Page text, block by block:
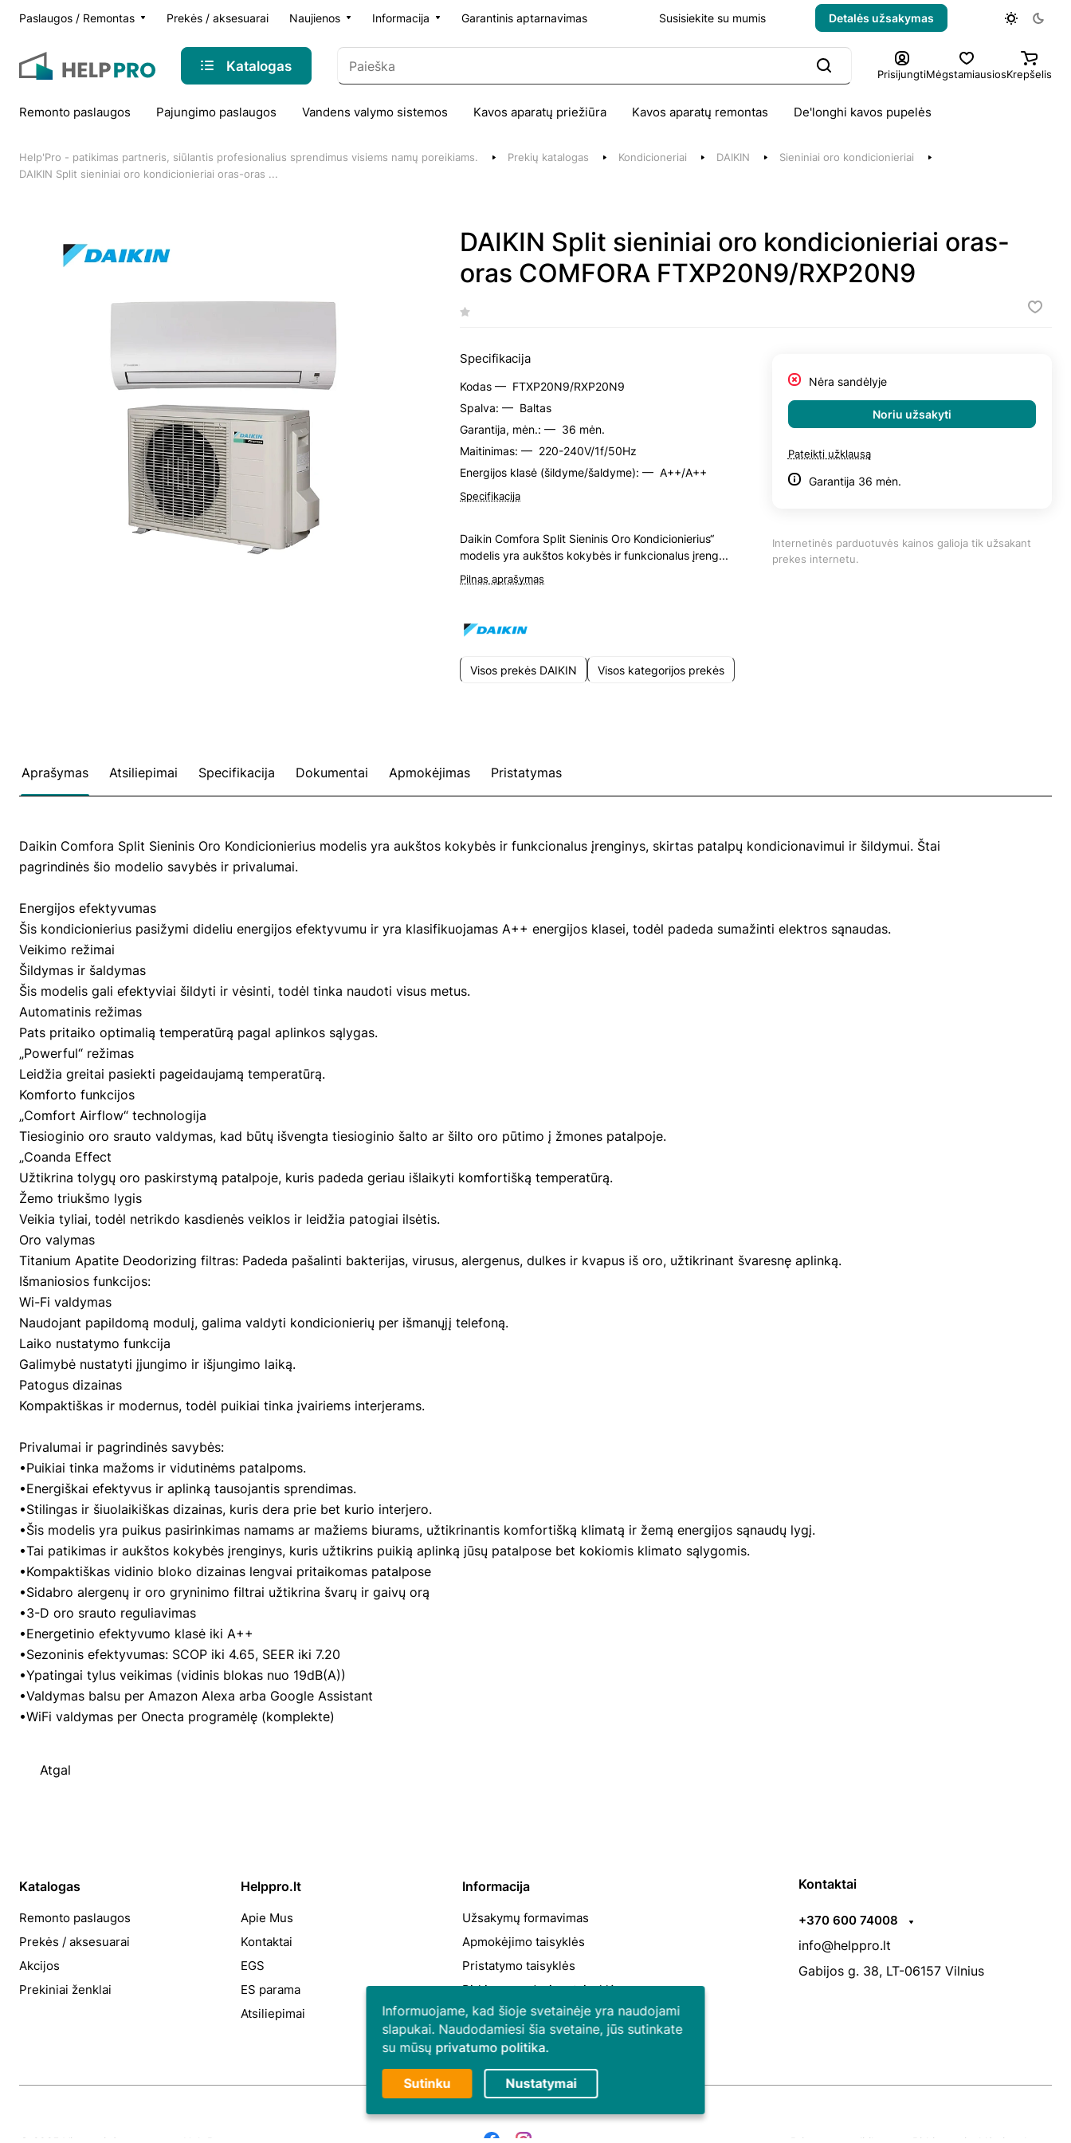
Paslaugos / Remontas Prekės / aksesuarai Naujienos Informacija Garantinis aptarnavimas Susisiekite su mumis Detalės užsakymas
Katalogas PrisijungtiMėgstamiausiosKrepšelis
Remonto paslaugos Pajungimo paslaugos Vandens valymo sistemos Kavos aparatų priežiūra Kavos aparatų remontas De'longhi kavos pupelės
Help'Pro - patikimas partneris, siūlantis profesionalius sprendimus visiems namų poreikiams. Prekių katalogas Kondicioneriai DAIKIN
Sieniniai oro kondicionieriai
DAIKIN Split sieniniai oro kondicionieriai oras-oras ...
DAIKIN Split sieniniai oro kondicionieriai oras-
oras COMFORA FTXP20N9/RXP20N9
Specifikacija
Kodas — FTXP20N9/RXP20N9
Spalva: — Baltas
Garantija, mėn.: — 36 mėn.
Maitinimas: — 220-240V/1f/50Hz
Energijos klasė (šildyme/šaldyme): — A++/A++
Specifikacija
Daikin Comfora Split Sieninis Oro Kondicionierius“
modelis yra aukštos kokybės ir funkcionalus įreng...
Pilnas aprašymas
Visos prekės DAIKIN Visos kategorijos prekės
Nėra sandėlyje
Noriu užsakyti
Pateikti užklausą
Garantija 36 mėn.
Internetinės parduotuvės kainos galioja tik užsakant
prekes internetu.
Aprašymas Atsiliepimai Specifikacija Dokumentai Apmokėjimas Pristatymas
Daikin Comfora Split Sieninis Oro Kondicionierius modelis yra aukštos kokybės ir funkcionalus įrenginys, skirtas patalpų kondicionavimui ir šildymui. Štai
pagrindinės šio modelio savybės ir privalumai.
Energijos efektyvumas
Šis kondicionierius pasižymi dideliu energijos efektyvumu ir yra klasifikuojamas A++ energijos klasei, todėl padeda sumažinti elektros sąnaudas.
Veikimo režimai
Šildymas ir šaldymas
Šis modelis gali efektyviai šildyti ir vėsinti, todėl tinka naudoti visus metus.
Automatinis režimas
Pats pritaiko optimalią temperatūrą pagal aplinkos sąlygas.
„Powerful“ režimas
Leidžia greitai pasiekti pageidaujamą temperatūrą.
Komforto funkcijos
„Comfort Airflow“ technologija
Tiesioginio oro srauto valdymas, kad būtų išvengta tiesioginio šalto ar šilto oro pūtimo į žmones patalpoje.
„Coanda Effect
Užtikrina tolygų oro paskirstymą patalpoje, kuris padeda geriau išlaikyti komfortišką temperatūrą.
Žemo triukšmo lygis
Veikia tyliai, todėl netrikdo kasdienės veiklos ir leidžia patogiai ilsėtis.
Oro valymas
Titanium Apatite Deodorizing filtras: Padeda pašalinti bakterijas, virusus, alergenus, dulkes ir kvapus iš oro, užtikrinant švaresnę aplinką.
Išmaniosios funkcijos:
Wi-Fi valdymas
Naudojant papildomą modulį, galima valdyti kondicionierių per išmanųjį telefoną.
Laiko nustatymo funkcija
Galimybė nustatyti įjungimo ir išjungimo laiką.
Patogus dizainas
Kompaktiškas ir modernus, todėl puikiai tinka įvairiems interjerams.
Privalumai ir pagrindinės savybės:
•Puikiai tinka mažoms ir vidutinėms patalpoms.
•Energiškai efektyvus ir aplinką tausojantis sprendimas.
•Stilingas ir šiuolaikiškas dizainas, kuris dera prie bet kurio interjero.
•Šis modelis yra puikus pasirinkimas namams ar mažiems biurams, užtikrinantis komfortišką klimatą ir žemą energijos sąnaudų lygį.
•Tai patikimas ir aukštos kokybės įrenginys, kuris užtikrins puikią aplinką jūsų patalpose bet kokiomis klimato sąlygomis.
•Kompaktiškas vidinio bloko dizainas lengvai pritaikomas patalpose
•Sidabro alergenų ir oro gryninimo filtrai užtikrina švarų ir gaivų orą
•3-D oro srauto reguliavimas
•Energetinio efektyvumo klasė iki A++
•Sezoninis efektyvumas: SCOP iki 4.65, SEER iki 7.20
•Ypatingai tylus veikimas (vidinis blokas nuo 19dB(A))
•Valdymas balsu per Amazon Alexa arba Google Assistant
•WiFi valdymas per Onecta programėlę (komplekte)
Atgal
Katalogas
Remonto paslaugos
Prekės / aksesuarai
Akcijos
Prekiniai ženklai
Helppro.lt
Apie Mus
Kontaktai
EGS
ES parama
Atsiliepimai
Informacija
Užsakymų formavimas
Apmokėjimo taisyklės
Pristatymo taisyklės
Pirkimo-pardavimo taisyklės
Kontaktai
+370 600 74008
info@helppro.lt
Gabijos g. 38, LT-06157 Vilnius
Informuojame, kad šioje svetainėje yra naudojami
slapukai. Naudodamiesi šia svetaine, jūs sutinkate
su mūsų privatumo politika.
Daugiau apie slapukus ir jų atsisakymą skaitykite
“Privatumo politikoje”
Sutinku Nustatymai